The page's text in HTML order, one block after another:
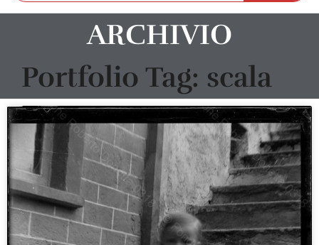
ARCHIVIO
Portfolio Tag: scala